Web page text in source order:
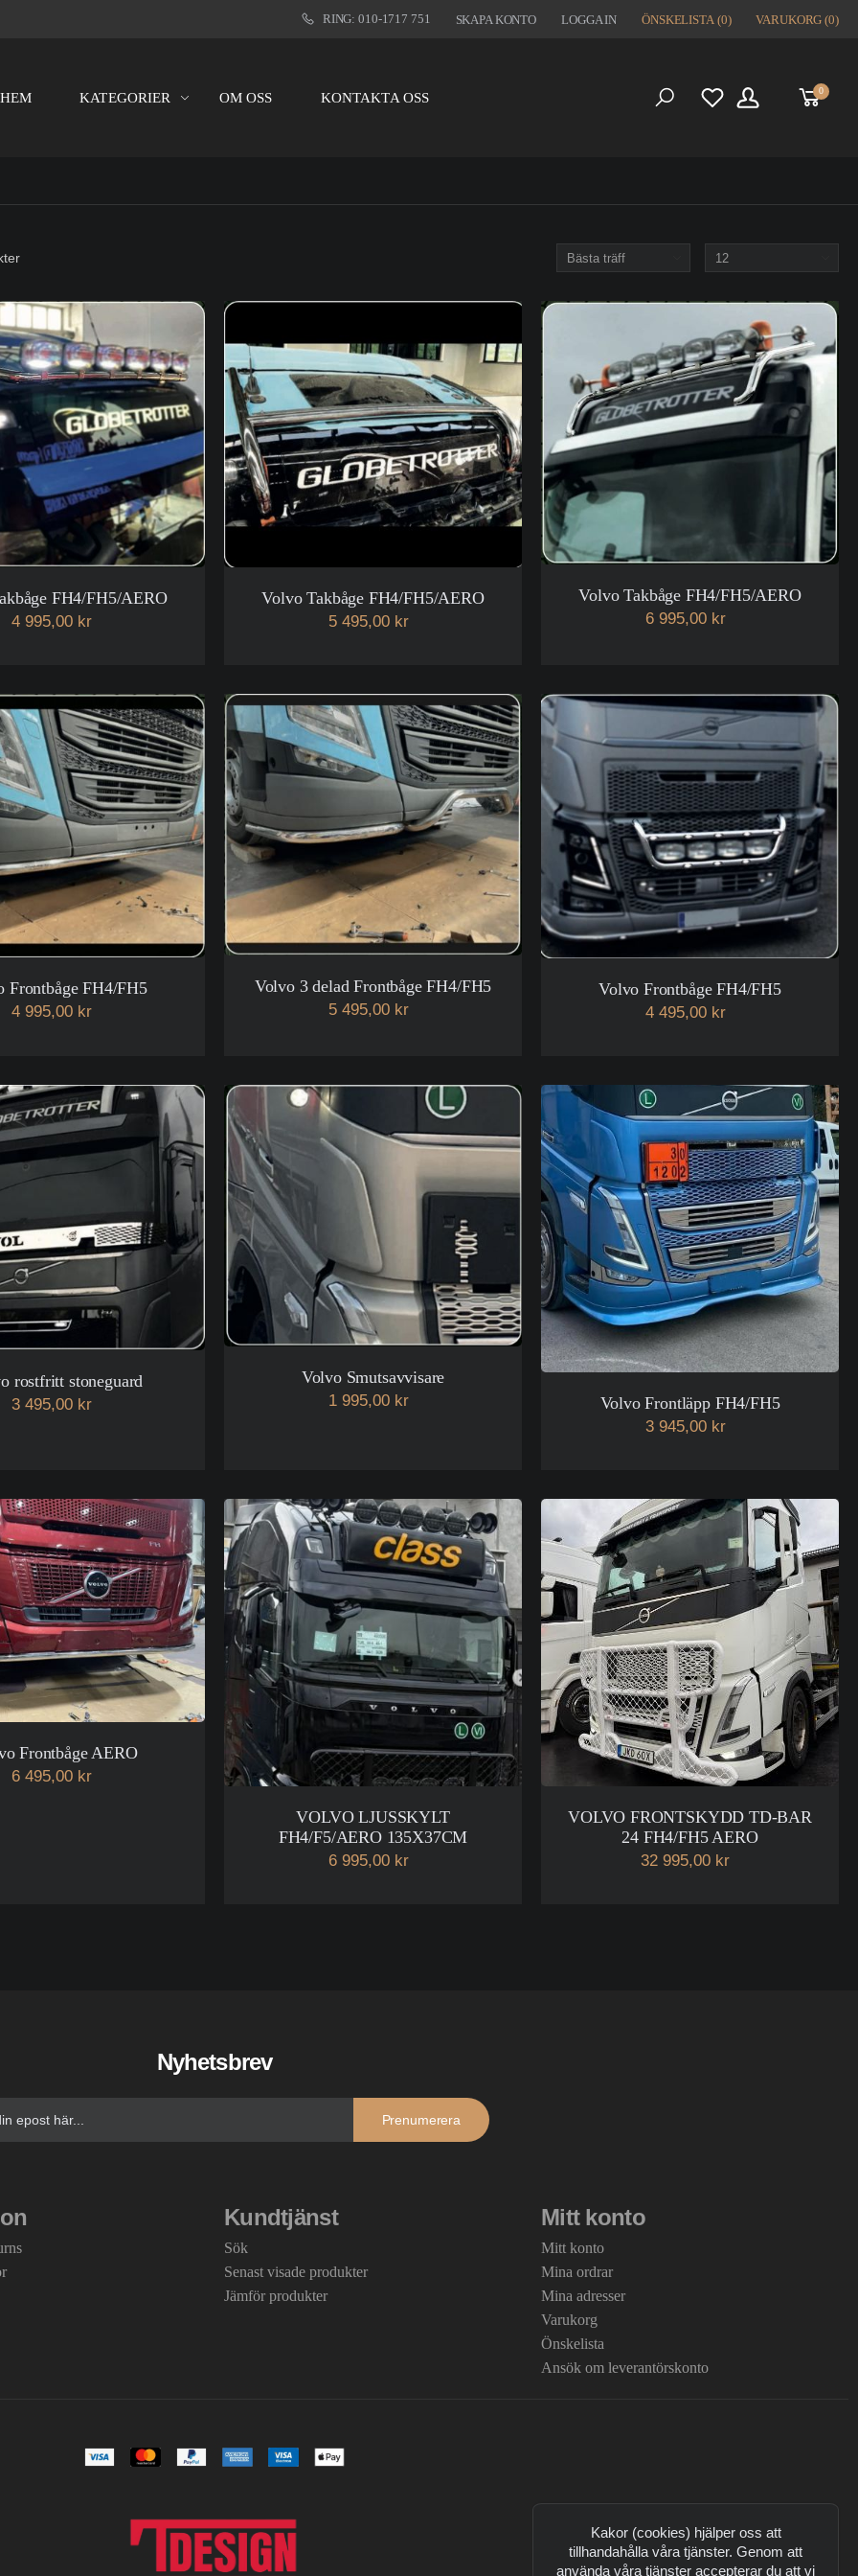
RING: 010-1717 751 SKAPA KONTO LOGGA IN ÖNSKELISTA (0) VARUKORG (0)
HEM KATEGORIER OM OSS KONTAKTA OSS 0
FH4/FH5/AERO
4 995,00 kr
Volvo Takbåge FH4/FH5/AERO
5 495,00 kr
Volvo Takbåge FH4/FH5/AERO
6 995,00 kr
Frontbåge FH4/FH5
4 995,00 kr
Volvo 3 delad Frontbåge FH4/FH5
5 495,00 kr
Volvo Frontbåge FH4/FH5
4 495,00 kr
rostfritt stoneguard
3 495,00 kr
Volvo Smutsavvisare
1 995,00 kr Volvo Frontläpp FH4/FH5
3 945,00 kr
Frontbåge AERO
6 495,00 kr
VOLVO LJUSSKYLT
FH4/F5/AERO 135X37CM
6 995,00 kr
VOLVO FRONTSKYDD TD-BAR
24 FH4/FH5 AERO
32 995,00 kr
Nyhetsbrev
Prenumerera
Kundtjänst
Sök
Senast visade produkter
Jämför produkter
Mitt konto
Mitt konto
Mina ordrar
Mina adresser
Varukorg
Önskelista
Ansök om leverantörskonto
Kakor (cookies) hjälper oss att
tillhandahålla våra tjänster. Genom att
använda våra tjänster accepterar du att vi